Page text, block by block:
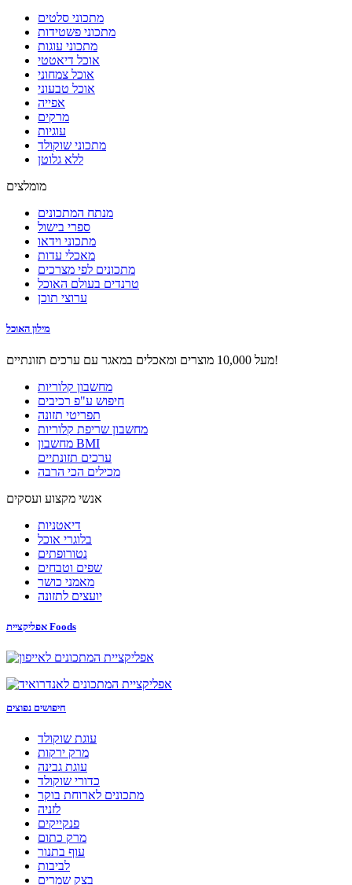
מתכוני סלטים
מתכוני פשטידות
מתכוני עוגות
אוכל דיאטטי
אוכל צמחוני
אוכל טבעוני
אפייה
מרקים
עוגיות
מתכוני שוקולד
ללא גלוטן
מומלצים
מנתח המתכונים
ספרי בישול
מתכוני וידאו
מאכלי עדות
מתכונים לפי מצרכים
טרנדים בעולם האוכל
ערוצי תוכן
מילון האוכל
מעל 10,000 מוצרים ומאכלים במאגר עם ערכים תזונתיים!
מחשבון קלוריות
חיפוש ע"פ רכיבים
תפריטי תזונה
מחשבון שריפת קלוריות
מחשבון BMI
ערכים תזונתיים
מכילים הכי הרבה
אנשי מקצוע ועסקים
דיאטניות
בלוגרי אוכל
נטורופתים
שפים וטבחים
מאמני כושר
יועצים לתזונה
אפליקציית Foods
חיפושים נפוצים
עוגת שוקולד
מרק ירקות
עוגת גבינה
כדורי שוקולד
מתכונים לארוחת בוקר
לזניה
פנקייקים
מרק כתום
עוף בתנור
לביבות
בצק שמרים